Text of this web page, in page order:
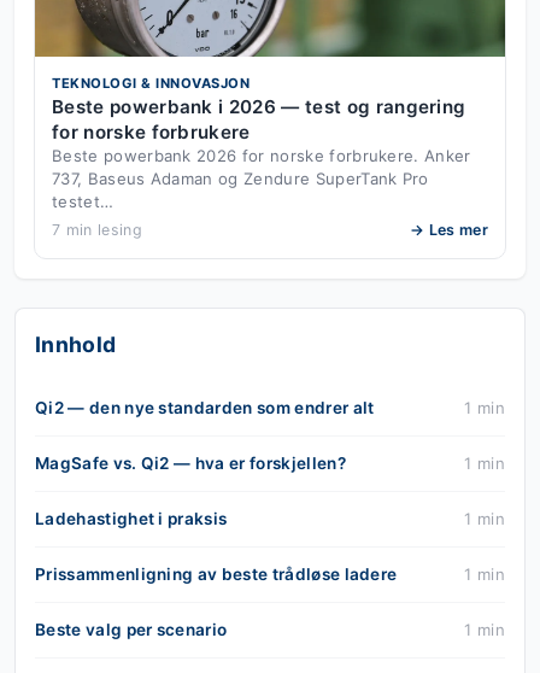
TEKNOLOGI & INNOVASJON
Beste powerbank i 2026 — test og rangering
for norske forbrukere
Beste powerbank 2026 for norske forbrukere. Anker
737, Baseus Adaman og Zendure SuperTank Pro
testet…
7 min lesing → Les mer
Innhold
Qi2 — den nye standarden som endrer alt 1 min
MagSafe vs. Qi2 — hva er forskjellen? 1 min
Ladehastighet i praksis 1 min
Prissammenligning av beste trådløse ladere 1 min
Beste valg per scenario 1 min